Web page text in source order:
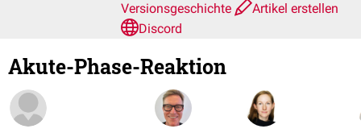
Versionsgeschichte
Artikel erstellen
Discord
Akute-Phase-Reaktion